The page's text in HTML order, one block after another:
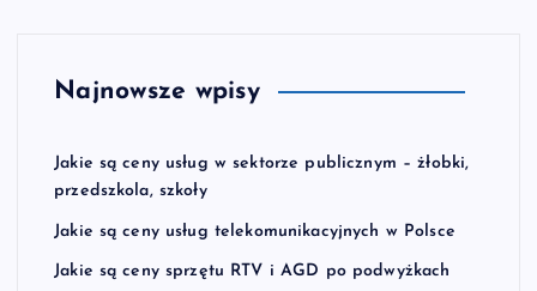
Najnowsze wpisy
Jakie są ceny usług w sektorze publicznym – żłobki,
przedszkola, szkoły
Jakie są ceny usług telekomunikacyjnych w Polsce
Jakie są ceny sprzętu RTV i AGD po podwyżkach